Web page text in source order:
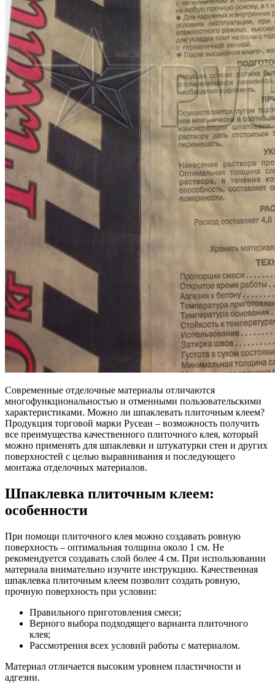
Современные отделочные материалы отличаются
многофункциональностью и отменными пользовательскими
характеристиками. Можно ли шпаклевать плиточным клеем?
Продукция торговой марки Русеан – возможность получить
все преимущества качественного плиточного клея, который
можно применять для шпаклевки и штукатурки стен и других
поверхностей с целью выравнивания и последующего
монтажа отделочных материалов.
Шпаклевка плиточным клеем:
особенности
При помощи плиточного клея можно создавать ровную
поверхность – оптимальная толщина около 1 см. Не
рекомендуется создавать слой более 4 см. При использовании
материала внимательно изучите инструкцию. Качественная
шпаклевка плиточным клеем позволит создать ровную,
прочную поверхность при условии:
Правильного приготовления смеси;
Верного выбора подходящего варианта плиточного
клея;
Рассмотрения всех условий работы с материалом.
Материал отличается высоким уровнем пластичности и
адгезии.